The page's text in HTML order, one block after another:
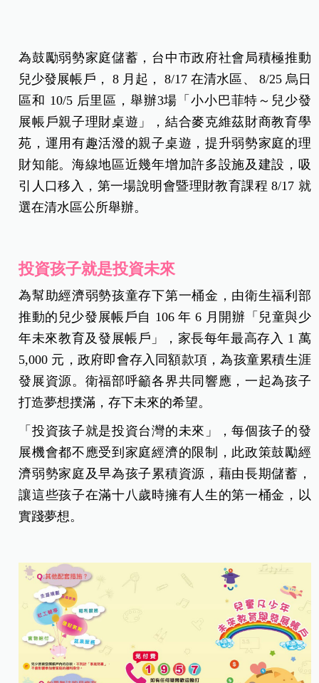
為鼓勵弱勢家庭儲蓄，台中市政府社會局積極推動
兒少發展帳戶， 8 月起， 8/17 在清水區、 8/25 烏日
區和 10/5 后里區，舉辦3場「小小巴菲特～兒少發
展帳戶親子理財桌遊」，結合麥克維茲財商教育學
苑，運用有趣活潑的親子桌遊，提升弱勢家庭的理
財知能。海線地區近幾年增加許多設施及建設，吸
引人口移入，第一場說明會暨理財教育課程 8/17 就
選在清水區公所舉辦。
投資孩子就是投資未來
為幫助經濟弱勢孩童存下第一桶金，由衛生福利部
推動的兒少發展帳戶自 106 年 6 月開辦「兒童與少
年未來教育及發展帳戶」，家長每年最高存入 1 萬
5,000 元，政府即會存入同額款項，為孩童累積生涯
發展資源。衛福部呼籲各界共同響應，一起為孩子
打造夢想撲滿，存下未來的希望。
「投資孩子就是投資台灣的未來」，每個孩子的發
展機會都不應受到家庭經濟的限制，此政策鼓勵經
濟弱勢家庭及早為孩子累積資源，藉由長期儲蓄，
讓這些孩子在滿十八歲時擁有人生的第一桶金，以
實踐夢想。